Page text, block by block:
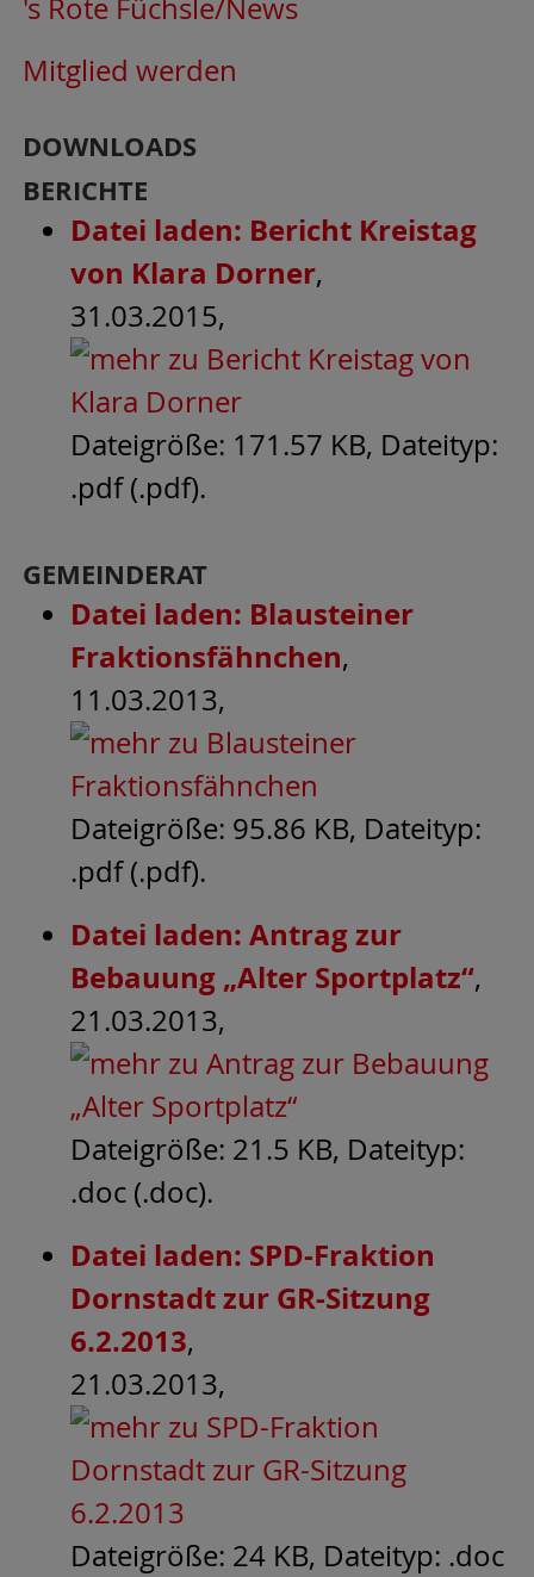
's Rote Füchsle/News
Mitglied werden
DOWNLOADS
BERICHTE
Datei laden: Bericht Kreistag
von Klara Dorner,
31.03.2015,
Dateigröße: 171.57 KB, Dateityp:
.pdf (.pdf).
GEMEINDERAT
Datei laden: Blausteiner
Fraktionsfähnchen,
11.03.2013,
Dateigröße: 95.86 KB, Dateityp:
.pdf (.pdf).
Datei laden: Antrag zur
Bebauung „Alter Sportplatz“,
21.03.2013,
Dateigröße: 21.5 KB, Dateityp:
.doc (.doc).
Datei laden: SPD-Fraktion
Dornstadt zur GR-Sitzung
6.2.2013,
21.03.2013,
Dateigröße: 24 KB, Dateityp: .doc